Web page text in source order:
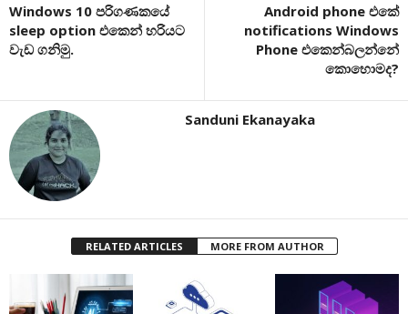
Windows 10 පරිගණකයේ
sleep option එකෙන් හරියට
වැඩ ගනිමු.
Android phone එකේ
notifications Windows
Phone එකෙන්බලන්නේ
කොහොමද?
Sanduni Ekanayaka
RELATED ARTICLES MORE FROM AUTHOR